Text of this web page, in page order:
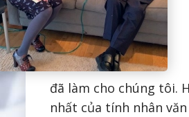
đã làm cho chúng tôi.
nhất của tính nhân